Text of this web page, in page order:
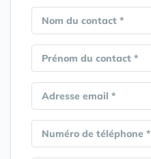
Nom du contact *
Prénom du contact *
Adresse email *
Numéro de téléphone *